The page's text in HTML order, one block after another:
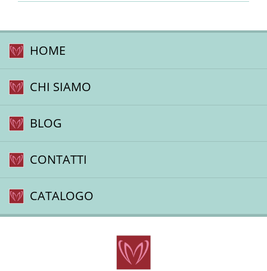
HOME
CHI SIAMO
BLOG
CONTATTI
CATALOGO